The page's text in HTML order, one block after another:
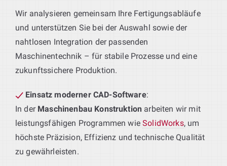
Wir analysieren gemeinsam Ihre Fertigungsabläufe
und unterstützen Sie bei der Auswahl sowie der
nahtlosen Integration der passenden
Maschinentechnik – für stabile Prozesse und eine
zukunftssichere Produktion.
Einsatz moderner CAD-Software:
In der Maschinenbau Konstruktion arbeiten wir mit
leistungsfähigen Programmen wieSolidWorks, um
höchste Präzision, Effizienz und technische Qualität
zu gewährleisten.